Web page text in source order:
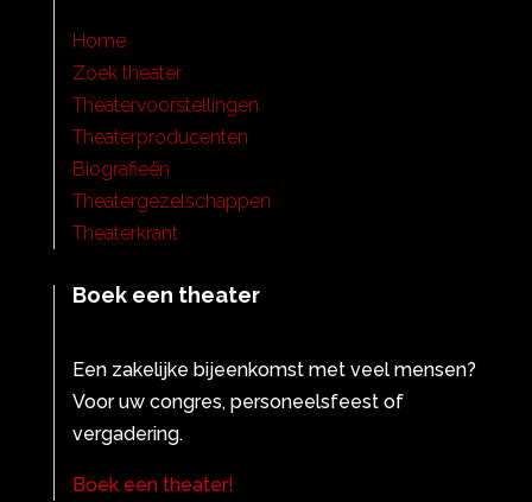
Home
Zoek theater
Theatervoorstellingen
Theaterproducenten
Biografieën
Theatergezelschappen
Theaterkrant
Boek een theater
Een zakelijke bijeenkomst met veel mensen?
Voor uw congres, personeelsfeest of
vergadering.
Boek een theater!